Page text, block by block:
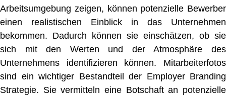
Arbeitsumgebung zeigen, können potenzielle Bewerber
einen realistischen Einblick in das Unternehmen
bekommen. Dadurch können sie einschätzen, ob sie
sich mit den Werten und der Atmosphäre des
Unternehmens identifizieren können. Mitarbeiterfotos
sind ein wichtiger Bestandteil der Employer Branding
Strategie. Sie vermitteln eine Botschaft an potenzielle